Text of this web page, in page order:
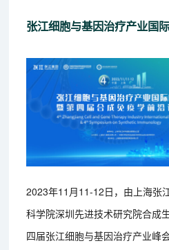
张江细胞与基因治疗产业国
2023年11月11-12日，由上海张
科学院深圳先进技术研究院合成
四届张江细胞与基因治疗产业峰